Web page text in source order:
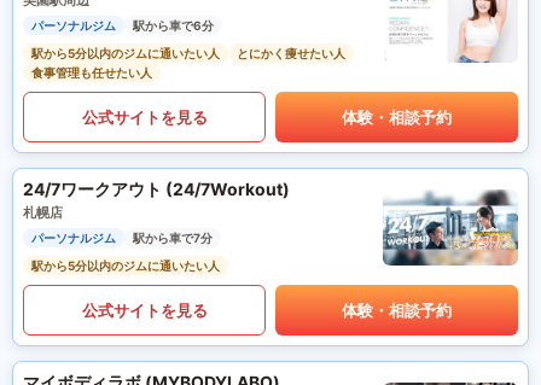
パーソナルジム
駅から車で6分
駅から5分以内のジムに通いたい人
とにかく痩せたい人
食事管理も任せたい人
公式サイトを見る 体験・相談予約
24/7ワークアウト (24/7Workout)
札幌店
パーソナルジム
駅から車で7分
駅から5分以内のジムに通いたい人
公式サイトを見る 体験・相談予約